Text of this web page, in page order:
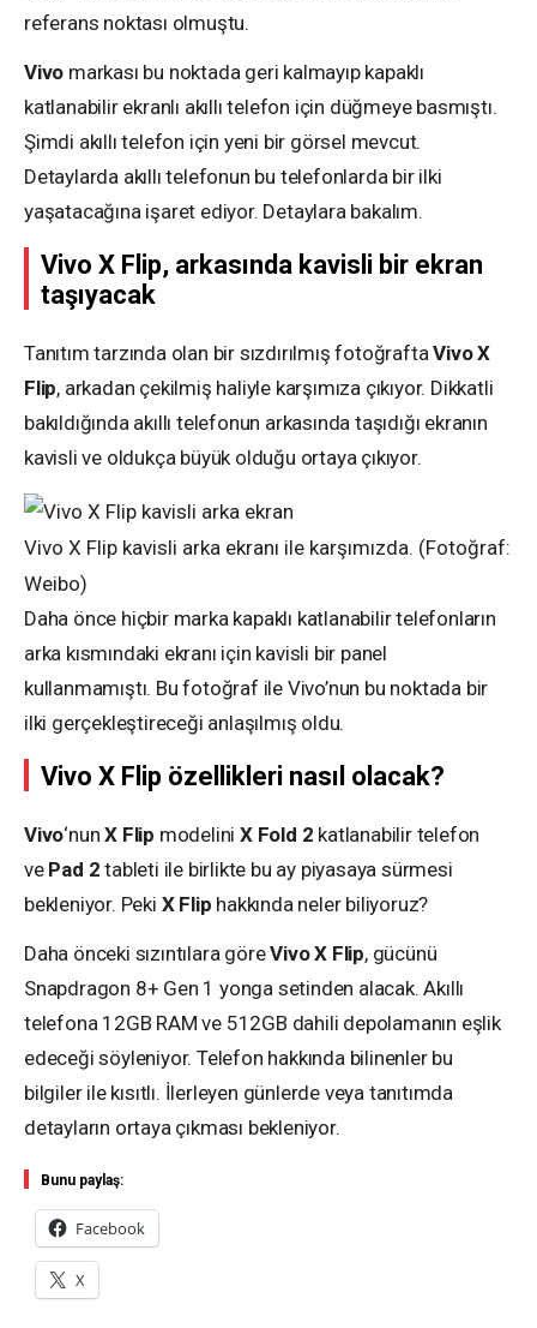
referans noktası olmuştu.
Vivo markası bu noktada geri kalmayıp kapaklı
katlanabilir ekranlı akıllı telefon için düğmeye basmıştı.
Şimdi akıllı telefon için yeni bir görsel mevcut.
Detaylarda akıllı telefonun bu telefonlarda bir ilki
yaşatacağına işaret ediyor. Detaylara bakalım.
Vivo X Flip, arkasında kavisli bir ekran
taşıyacak
Tanıtım tarzında olan bir sızdırılmış fotoğraftaVivo X
Flip, arkadan çekilmiş haliyle karşımıza çıkıyor. Dikkatli
bakıldığında akıllı telefonun arkasında taşıdığı ekranın
kavisli ve oldukça büyük olduğu ortaya çıkıyor.
Vivo X Flip kavisli arka ekranı ile karşımızda. (Fotoğraf:
Weibo)
Daha önce hiçbir marka kapaklı katlanabilir telefonların
arka kısmındaki ekranı için kavisli bir panel
kullanmamıştı. Bu fotoğraf ile Vivo’nun bu noktada bir
ilki gerçekleştireceği anlaşılmış oldu.
Vivo X Flip özellikleri nasıl olacak?
Vivo‘nunX Flip modeliniX Fold 2 katlanabilir telefon
vePad 2 tableti ile birlikte bu ay piyasaya sürmesi
bekleniyor. Peki X Flip hakkında neler biliyoruz?
Daha önceki sızıntılara göreVivo X Flip, gücünü
Snapdragon 8+ Gen 1 yonga setinden alacak. Akıllı
telefona 12GB RAM ve 512GB dahili depolamanın eşlik
edeceği söyleniyor. Telefon hakkında bilinenler bu
bilgiler ile kısıtlı. İlerleyen günlerde veya tanıtımda
detayların ortaya çıkması bekleniyor.
Bunu paylaş:
Facebook
X